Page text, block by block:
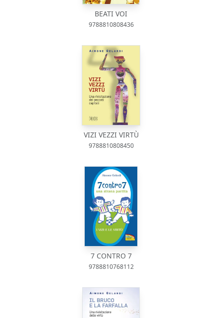
BEATI VOI
9788810808436
VIZI VEZZI VIRTÙ
9788810808450
7 CONTRO 7
9788810768112